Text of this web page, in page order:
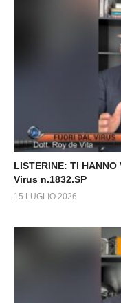
LISTERINE: TI
Virus n.1832.SP
15 LUGLIO 2026